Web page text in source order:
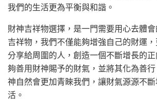
我們的生活更為平衡與和諧。
財神吉祥物選擇，是一門需要用心去體
吉祥物，我們不僅能夠增強自己的財運
分享給周圍的人，創造一個不斷增長的
夠善用財神賜予的財氣，並將其化為善
神自然會更加青睞我們，讓財氣源源不
活。